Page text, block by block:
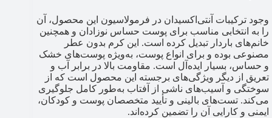
وجود ترکیبات آنتی‌اکسیدان در فرمولاسیون این محصول، آن
را به انتخابی مناسب برای پوست حساس نوزادان و همچنین
خانم‌های باردار تبدیل کرده است. این کرم بدون عطر
مصنوعی بوده و برای انواع پوست، به‌ویژه پوست‌های خشک
و حساس، بسیار ایده‌آل است. مقاومت بالا در برابر آب و
تعریق از دیگر ویژگی‌های برجسته این محصول است که از
سوختگی و آسیب‌های ناشی از آفتاب به‌طور کامل جلوگیری
می‌کند. تست‌های بالینی و تأیید متخصصان پوست و کودکان،
ایمنی و کارایی آن را تضمین کرده‌اند.